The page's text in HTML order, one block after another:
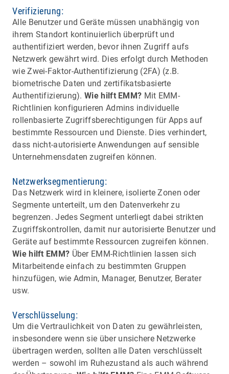
Verifizierung:
Alle Benutzer und Geräte müssen unabhängig von
ihrem Standort kontinuierlich überprüft und
authentifiziert werden, bevor ihnen Zugriff aufs
Netzwerk gewährt wird. Dies erfolgt durch Methoden
wie Zwei-Faktor-Authentifizierung (2FA) (z.B.
biometrische Daten und zertifikatsbasierte
Authentifizierung).Wie hilft EMM? Mit EMM-
Richtlinien konfigurieren Admins individuelle
rollenbasierte Zugriffsberechtigungen für Apps auf
bestimmte Ressourcen und Dienste. Dies verhindert,
dass nicht-autorisierte Anwendungen auf sensible
Unternehmensdaten zugreifen können.
Netzwerksegmentierung:
Das Netzwerk wird in kleinere, isolierte Zonen oder
Segmente unterteilt, um den Datenverkehr zu
begrenzen. Jedes Segment unterliegt dabei strikten
Zugriffskontrollen, damit nur autorisierte Benutzer und
Geräte auf bestimmte Ressourcen zugreifen können.
Wie hilft EMM? Über EMM-Richtlinien lassen sich
Mitarbeitende einfach zu bestimmten Gruppen
hinzufügen, wie Admin, Manager, Benutzer, Berater
usw.
Verschlüsselung:
Um die Vertraulichkeit von Daten zu gewährleisten,
insbesondere wenn sie über unsichere Netzwerke
übertragen werden, sollten alle Daten verschlüsselt
werden – sowohl im Ruhezustand als auch während